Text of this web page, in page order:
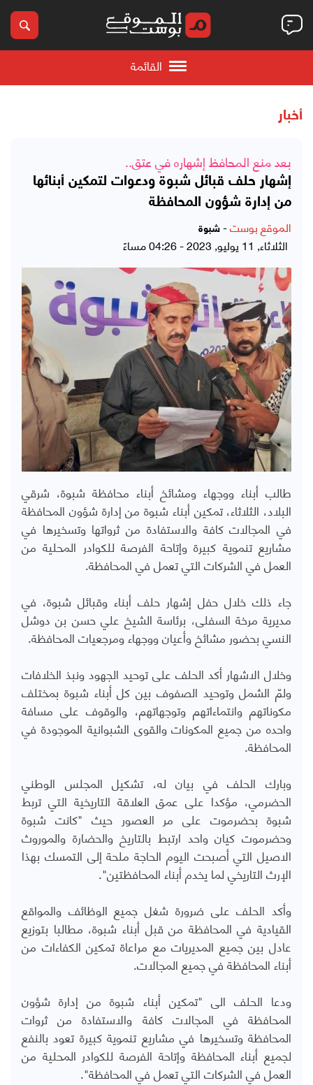
القائمة
أخبار
بعد منع المحافظ إشهاره في عتق..
إشهار حلف قبائل شبوة ودعوات لتمكين أبنائها
من إدارة شؤون المحافظة
الموقع بوست- شبوة
الثلاثاء, 11 يوليو, 2023 - 04:26 مساءً
طالب أبناء ووجهاء ومشائخ أبناء محافظة شبوة، شرقي
البلاد، الثلاثاء،تمكين أبناء شبوة من إدارة شؤون المحافظة
في المجالات كافة والاستفادة من ثرواتها وتسخيرها في
مشاريع تنموية كبيرة وإتاحة الفرصة للكوادر المحلية من
العمل في الشركات التي تعمل في المحافظة.
جاء ذلك خلال حفل إشهار حلف أبناء وقبائل شبوة، في
مديرية مرخة السفلى، برئاسة الشيخ علي حسن بن دوشل
النسي بحضور مشائخ وأعيان ووجهاء ومرجعيات المحافظة.
وخلال الاشهار أكد الحلف على توحيد الجهود ونبذ الخلافات
ولمّ الشمل وتوحيد الصفوف بين كل أبناء شبوة بمختلف
مكوناتهم وانتماءاتهم وتوجهاتهم، والوقوف على مسافة
واحده من جميع المكونات والقوى الشبوانية الموجودة في
المحافظة.
وبارك الحلف في بيان له، تشكيل المجلس الوطني
الحضرمي، مؤكدا على عمق العلاقة التاريخية التي تربط
شبوة بحضرموت على مر العصور حيث "كانت شبوة
وحضرموت كيان واحد ارتبط بالتاريخ والحضارة والموروث
الاصيل التي أصبحت اليوم الحاجة ملحة إلى التمسك بهذا
الإرث التاريخي لما يخدم أبناء المحافظتين".
وأكد الحلف على ضرورة شغل جميع الوظائف والمواقع
القيادية في المحافظة من قبل أبناء شبوة، مطالبا بتوزيع
عادل بين جميع المديريات مع مراعاة تمكين الكفاءات من
أبناء المحافظة في جميع المجالات.
ودعا الحلف الى "تمكين أبناء شبوة من إدارة شؤون
المحافظة في المجالات كافة والاستفادة من ثروات
المحافظة وتسخيرها في مشاريع تنموية كبيرة تعود بالنفع
لجميع أبناء المحافظة وإتاحة الفرصة للكوادر المحلية من
العمل في الشركات التي تعمل في المحافظة".